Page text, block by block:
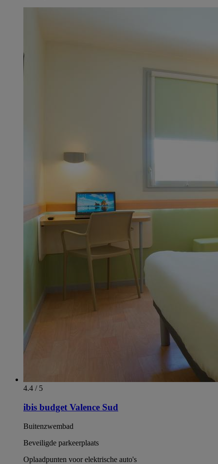
4.4 / 5
ibis budget Valence Sud
Buitenzwembad
Beveiligde parkeerplaats
Oplaadpunten voor elektrische auto's